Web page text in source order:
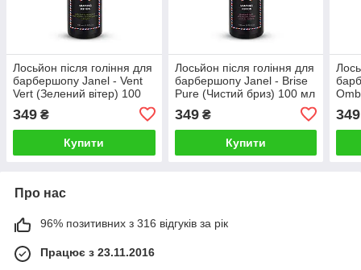
Лосьйон після гоління для
барбершопу Janel - Vent
Vert (Зелений вітер) 100
349 ₴
Купити
Лосьйон після гоління для
барбершопу Janel - Brise
Pure (Чистий бриз) 100 мл
349₴
Купити
349
Про нас
96% позитивних з 316 відгуків за рік
Працює з 23.11.2016